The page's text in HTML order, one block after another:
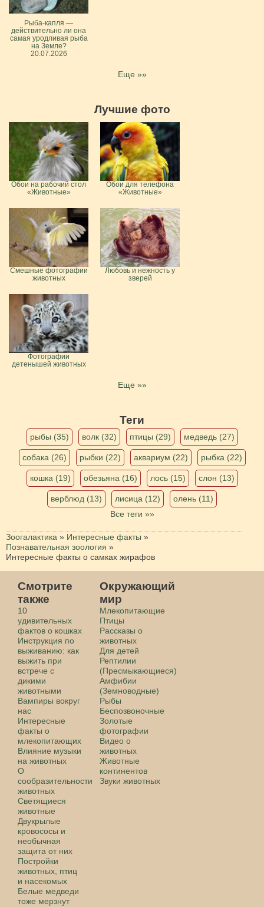
Рыба-капля —
действительно ли она
самая уродливая рыба
на Земле?
20.07.2026
Еще »»
Лучшие фото
Обои на рабочий стол
«Животные»
Обои для телефона
«Животные»
Смешные фотографии
животных
Любовь и нежность у
зверей
Фотографии
детенышей животных
Еще »»
Теги
рыбы (35) волк (32) птицы (29) медведь (27)
собака (26) рыбки (22) аквариум (22) рыбка (22)
кошка (19) обезьяна (16) лось (15) слон (13)
верблюд (13) лисица (12)
олень (11)
Все теги »»
Зоогалактика » Интересные факты »
Познавательная зоология »
Интересные факты о самках жирафов
Смотрите
также
10
удивительных
фактов о кошках
Инструкция по
выживанию: как
выжить при
встрече с
дикими
животными
Вампиры вокруг
нас
Интересные
факты о
млекопитающих
Влияние музыки
на животных
О
сообразительности
животных
Светящиеся
животные
Двукрылые
кровососы и
необычная
защита от них
Постройки
животных, птиц
и насекомых
Белые медведи
тоже мерзнут
Окружающий
мир
Млекопитающие
Птицы
Рассказы о
животных
Для детей
Рептилии
(Пресмыкающиеся)
Амфибии
(Земноводные)
Рыбы
Беспозвоночные
Золотые
фотографии
Видео о
животных
Животные
континентов
Звуки животных